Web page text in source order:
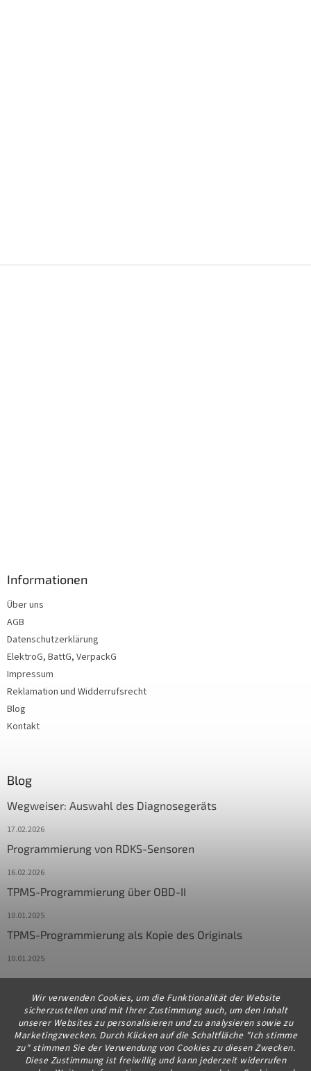
Wir verwenden Cookies, um die Funktionalität der Website
sicherzustellen und mit Ihrer Zustimmung auch, um den Inhalt
unserer Websites zu personalisieren und zu analysieren sowie zu
Marketingzwecken. Durch Klicken auf die Schaltfläche "Ich stimme
zu" stimmen Sie der Verwendung von Cookies zu diesen Zwecken.
Diese Zustimmung ist freiwillig und kann jederzeit widerrufen
Informationen
Über uns
AGB
Datenschutzerklärung
ElektroG, BattG, VerpackG
Impressum
Reklamation und Widderrufsrecht
Blog
Kontakt
Blog
Wegweiser: Auswahl des Diagnosegeräts
17.02.2026
Programmierung von RDKS-Sensoren
16.02.2026
TPMS-Programmierung über OBD-II
10.01.2025
TPMS-Programmierung als Kopie des Originals
10.01.2025
Kontakt
info@diagstore.de
+491706654834